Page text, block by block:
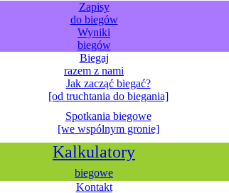
Zapisy
do biegów
Wyniki
biegów
Biegaj
razem z nami
Jak zacząć biegać?
[od truchtania do biegania]
Spotkania biegowe
[we wspólnym gronie]
Kalkulatory
biegowe
Kontakt